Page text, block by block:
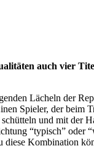
auch vier
Lächeln der
Spieler, der beim
und mit der
“typisch” oder
Kombination